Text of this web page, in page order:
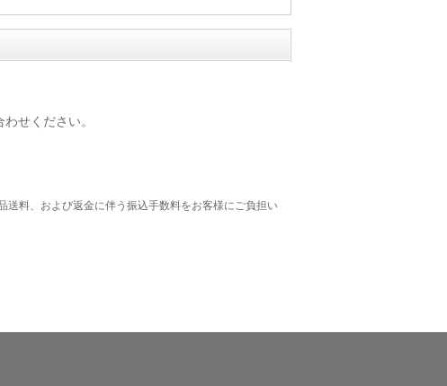
せください。
送料、および返金に伴う振込手数料をお客様にご負担い